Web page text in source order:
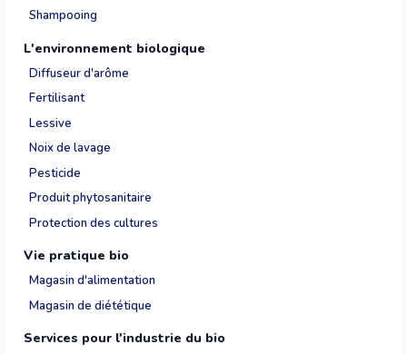
Shampooing
L'environnement biologique
Diffuseur d'arôme
Fertilisant
Lessive
Noix de lavage
Pesticide
Produit phytosanitaire
Protection des cultures
Vie pratique bio
Magasin d'alimentation
Magasin de diététique
Services pour l'industrie du bio